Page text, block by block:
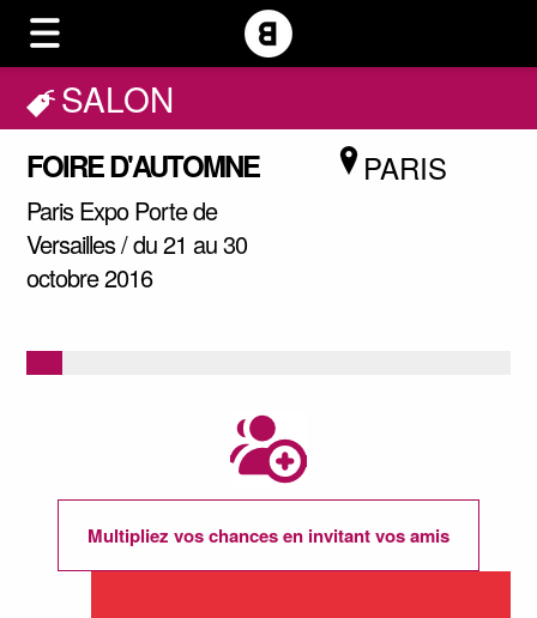
SALON
FOIRE D'AUTOMNE PARIS
Paris Expo Porte de
Versailles / du 21 au 30
octobre 2016
Multipliez vos chances en invitant vos amis